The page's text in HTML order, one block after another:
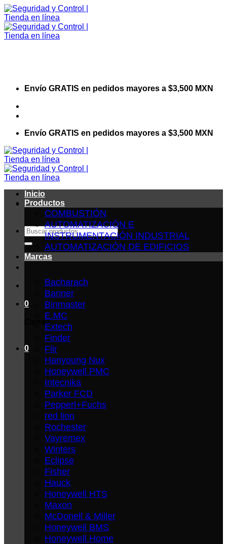
Saltar
al
contenido
Envío GRATIS en pedidos mayores a $3,500 MXN
Envío GRATIS en pedidos mayores a $3,500 MXN
Buscar
por:
0
Carrito
0
Inicio
Productos
COMBUSTIÓN
AUTOMATIZACIÓN E
INSTRUMENTACIÓN INDUSTRIAL
AUTOMATIZACIÓN DE EDIFICIOS
Marcas
Bacharach
Banner
Binmaster
E.MC
Extech
Finder
Flir
Hanyoung Nux
Honeywell PMC
Intecnika
Parker FCD
Pepperl+Fuchs
red lion
Rochester
Vayremex
Winters
Eclipse
Fisher
Hauck
Honeywell HTS
Maxon
McDonell & Miller
Honeywell BMS
Honeywell Home